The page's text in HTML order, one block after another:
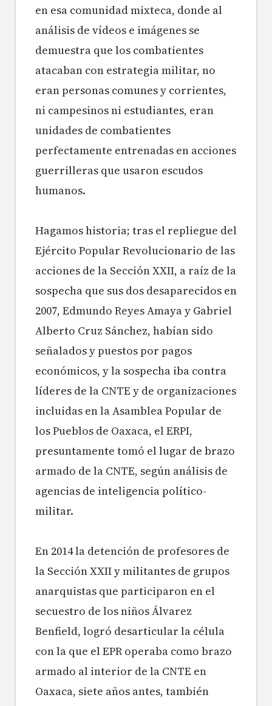
en esa comunidad mixteca, donde al
análisis de vídeos e imágenes se
demuestra que los combatientes
atacaban con estrategia militar, no
eran personas comunes y corrientes,
ni campesinos ni estudiantes, eran
unidades de combatientes
perfectamente entrenadas en acciones
guerrilleras que usaron escudos
humanos.
Hagamos historia; tras el repliegue del
Ejército Popular Revolucionario de las
acciones de la Sección XXII, a raíz de la
sospecha que sus dos desaparecidos en
2007, Edmundo Reyes Amaya y Gabriel
Alberto Cruz Sánchez, habían sido
señalados y puestos por pagos
económicos, y la sospecha iba contra
líderes de la CNTE y de organizaciones
incluidas en la Asamblea Popular de
los Pueblos de Oaxaca, el ERPI,
presuntamente tomó el lugar de brazo
armado de la CNTE, según análisis de
agencias de inteligencia político-
militar.
En 2014 la detención de profesores de
la Sección XXII y militantes de grupos
anarquistas que participaron en el
secuestro de los niños Álvarez
Benfield, logró desarticular la célula
con la que el EPR operaba como brazo
armado al interior de la CNTE en
Oaxaca, siete años antes, también